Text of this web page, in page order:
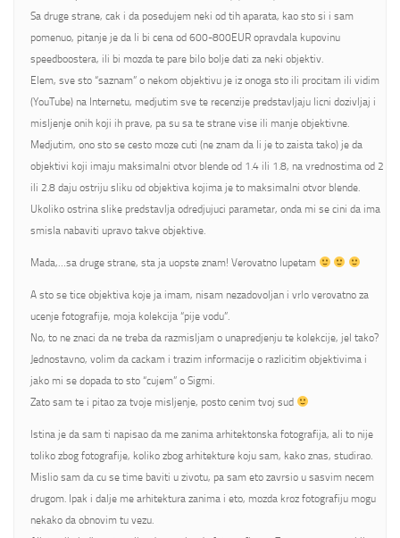
Sa druge strane, cak i da posedujem neki od tih aparata, kao sto si i sam
pomenuo, pitanje je da li bi cena od 600-800EUR opravdala kupovinu
speedboostera, ili bi mozda te pare bilo bolje dati za neki objektiv.
Elem, sve sto “saznam” o nekom objektivu je iz onoga sto ili procitam ili vidim
(YouTube) na Internetu, medjutim sve te recenzije predstavljaju licni dozivljaj i
misljenje onih koji ih prave, pa su sa te strane vise ili manje objektivne.
Medjutim, ono sto se cesto moze cuti (ne znam da li je to zaista tako) je da
objektivi koji imaju maksimalni otvor blende od 1.4 ili 1.8, na vrednostima od 2
ili 2.8 daju ostriju sliku od objektiva kojima je to maksimalni otvor blende.
Ukoliko ostrina slike predstavlja odredjujuci parametar, onda mi se cini da ima
smisla nabaviti upravo takve objektive.
Mada,…sa druge strane, sta ja uopste znam! Verovatno lupetam
A sto se tice objektiva koje ja imam, nisam nezadovoljan i vrlo verovatno za
ucenje fotografije, moja kolekcija “pije vodu”.
No, to ne znaci da ne treba da razmisljam o unapredjenju te kolekcije, jel tako?
Jednostavno, volim da cackam i trazim informacije o razlicitim objektivima i
jako mi se dopada to sto “cujem” o Sigmi.
Zato sam te i pitao za tvoje misljenje, posto cenim tvoj sud
Istina je da sam ti napisao da me zanima arhitektonska fotografija, ali to nije
toliko zbog fotografije, koliko zbog arhitekture koju sam, kako znas, studirao.
Mislio sam da cu se time baviti u zivotu, pa sam eto zavrsio u sasvim necem
drugom. Ipak i dalje me arhitektura zanima i eto, mozda kroz fotografiju mogu
nekako da obnovim tu vezu.